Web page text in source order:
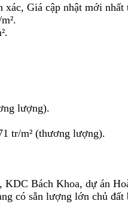
xác, Giá cập nhật mới nhất
lượng).
tr/m² (thương lượng).
Bách Khoa, dự án
có sẵn lượng lớn chủ đất